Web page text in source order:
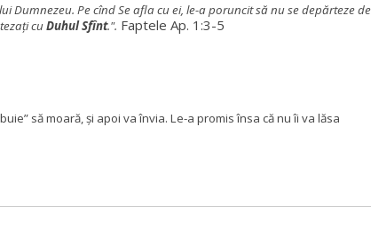
Dumnezeu. Pe cînd Se afla cu ei, le-a poruncit să nu se depărteze de
cuDuhul Sfînt.". Faptele Ap. 1:3-5
să moară, şi apoi va învia. Le-a promis însa că nu îi va lăsa